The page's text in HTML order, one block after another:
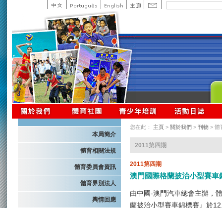
本局簡介
體育相關法規
體育委員會資訊
體育界別法人
輿情回應
您在此： 主頁 > 關於我們 > 刊物 > 體
2011第四期
2011第四期
澳門國際格蘭披治小型賽車
由中國-澳門汽車總會主辦，
蘭披治小型賽車錦標賽』於